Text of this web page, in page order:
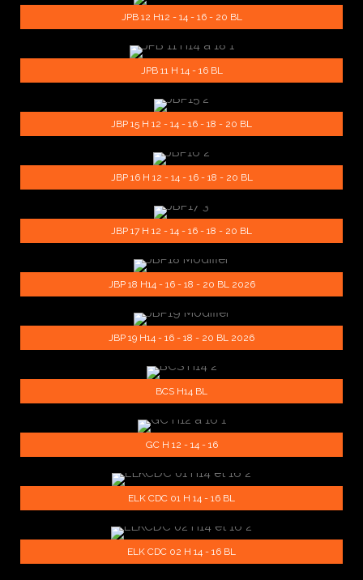
JPB 12 H12 - 14 - 16 - 20 BL
JPB 11 H 14 - 16 BL
JBP 15 H 12 - 14 - 16 - 18 - 20 BL
JBP 16 H 12 - 14 - 16 - 18 - 20 BL
JBP 17 H 12 - 14 - 16 - 18 - 20 BL
JBP 18 H14 - 16 - 18 - 20 BL 2026
JBP 19 H14 - 16 - 18 - 20 BL 2026
BCS H14 BL
GC H 12 - 14 - 16
ELK CDC 01 H 14 - 16 BL
ELK CDC 02 H 14 - 16 BL